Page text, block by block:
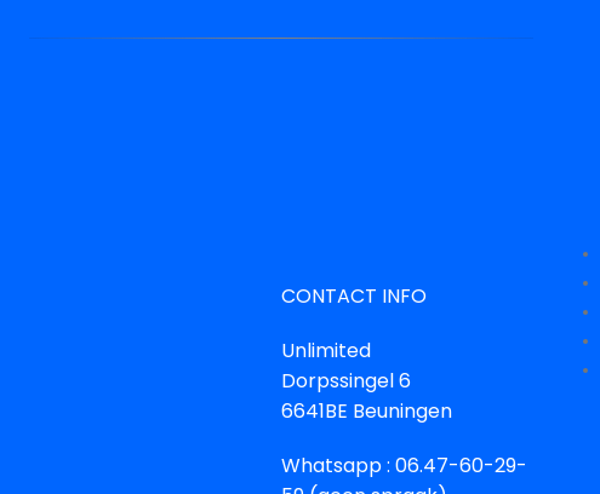
CONTACT INFO
Unlimited
Dorpssingel 6
6641BE Beuningen
Whatsapp : 06.47-60-29-